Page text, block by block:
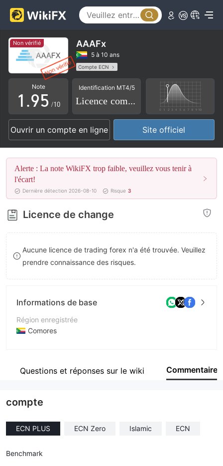
Non vérifié AAAFx
5 à 10 ans
Compte ECN
Licence de réglementation suspectée
Etiquette principale MT4
Risque élevé potentiel
Note
0
1
2
3
4
5
6
7
8
9
.
5
6
7
8
9
1
2
3
4
5
6
7
8
/10
Identification MT4/5
Licence complète
Ouvrir un compte en ligne Site officiel
Alerte : La note WikiFX trop faible, veuillez vous tenir à
l'écart!
Dernière détection 2026-08-10 Risque 3
Licence de change
Aucune licence de trading forex n'a été trouvée. Veuillez
prendre connaissance des risques.
Informations de base
Région enregistrée
Comores
Société
Questions et réponses sur le wiki Commentaire
compte
ECN PLUS ECN Zero Islamic ECN
Benchmark